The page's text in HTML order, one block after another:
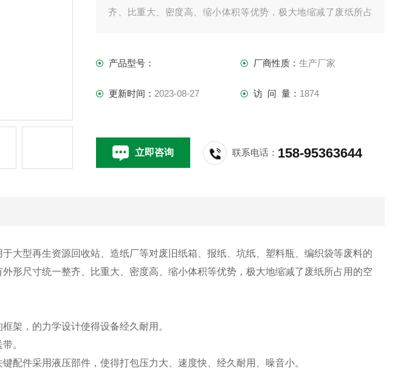
齐、比重大、密度高、缩小体积等优势，极大地缩减了废纸所占
产品型号： 厂商性质： 生产厂家
更新时间： 2023-08-27 访 问 量： 1874
立即咨询 联系电话： 158-95363644
大型再生资源回收站、造纸厂等对废旧纸箱、报纸、坑纸、塑料瓶、编织袋等废料的
形尺寸统一整齐、比重大、密度高、缩小体积等优势，极大地缩减了废纸所占用的空
架，的力学设计使得设备经久耐用。
。
配件采用液压部件，使得打包压力大、速度快、经久耐用、噪音小。